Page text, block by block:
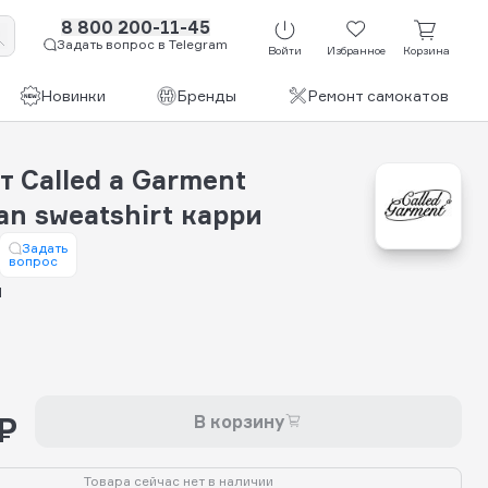
8 800 200-11-45
Задать вопрос в Telegram Войти Избранное Корзина
Новинки Бренды Ремонт самокатов
Called a Garment
sweatshirt карри
Задать
вопрос
В корзину
Товара сейчас нет в наличии